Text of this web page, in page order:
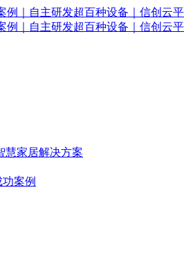
慧家居解决方案
案例